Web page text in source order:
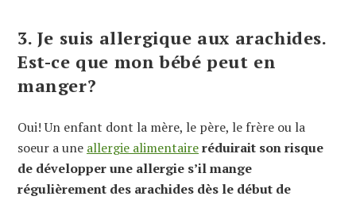
3. Je suis allergique aux arachides.
Est-ce que mon bébé peut en
manger?
Oui! Un enfant dont la mère, le père, le frère ou la
soeur a une allergie alimentaireréduirait son risque
de développer une allergie s’il mange
régulièrement des arachides dès le début de